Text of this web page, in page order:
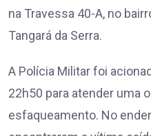
na Travessa 40-A, no
Tangará da Serra.
A Polícia Militar foi
22h50 para atender uma
esfaqueamento. No